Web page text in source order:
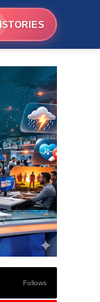
STORIES
Follows